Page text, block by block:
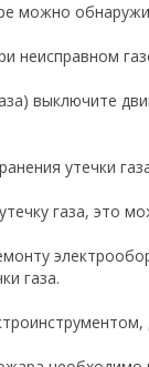
можно
неисправном
выключите
утечки
газа,
газа.